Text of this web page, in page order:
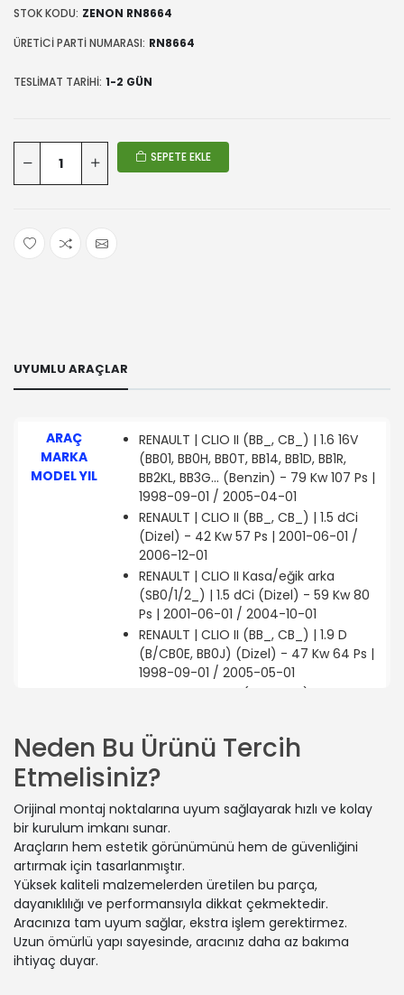
STOK KODU: ZENON RN8664
ÜRETICI PARTI NUMARASI: RN8664
TESLIMAT TARIHI: 1-2 GÜN
SEPETE EKLE
UYUMLU ARAÇLAR
ARAÇ
MARKA
MODEL YIL
RENAULT | CLIO II (BB_, CB_) | 1.6 16V
(BB01, BB0H, BB0T, BB14, BB1D, BB1R,
BB2KL, BB3G... (Benzin) - 79 Kw 107 Ps |
1998-09-01 / 2005-04-01
RENAULT | CLIO II (BB_, CB_) | 1.5 dCi
(Dizel) - 42 Kw 57 Ps | 2001-06-01 /
2006-12-01
RENAULT | CLIO II Kasa/eğik arka
(SB0/1/2_) | 1.5 dCi (Dizel) - 59 Kw 80
Ps | 2001-06-01 / 2004-10-01
RENAULT | CLIO II (BB_, CB_) | 1.9 D
(B/CB0E, BB0J) (Dizel) - 47 Kw 64 Ps |
1998-09-01 / 2005-05-01
RENAULT | CLIO II (BB_, CB_) | 1.5 dCi
08-01 / 2012-12-01
RENAULT | CLIO II (BB_, CB_) | 1.4 16V
(B/CB0P, BB13) (Benzin) - 72 Kw 98 Ps
| 2000-02-01 / 2008-07-01
RENAULT | CLIO II Kasa/eğik arka
(SB0/1/2_) | 1.5 dCi (SB3M) (Dizel) -
47 Kw 64 Ps | 2005-06-01 / 2010-12-
01
RENAULT | CLIO SYMBOL I (LB_) | 1.6 16V
(Benzin) - 79 Kw 107 Ps | 2000-07-01
/ 2009-02-01
RENAULT | CLIO II (BB_, CB_) | 1.5 dCi
Neden Bu Ürünü Tercih
Etmelisiniz?
Orijinal montaj noktalarına uyum sağlayarak hızlı ve kolay
bir kurulum imkanı sunar.
Araçların hem estetik görünümünü hem de güvenliğini
artırmak için tasarlanmıştır.
Yüksek kaliteli malzemelerden üretilen bu parça,
dayanıklılığı ve performansıyla dikkat çekmektedir.
Aracınıza tam uyum sağlar, ekstra işlem gerektirmez.
Uzun ömürlü yapı sayesinde, aracınız daha az bakıma
ihtiyaç duyar.